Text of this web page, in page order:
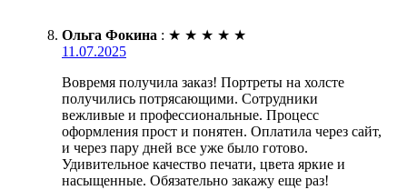
Ольга Фокина : ★ ★ ★ ★ ★
11.07.2025
Вовремя получила заказ! Портреты на холсте
получились потрясающими. Сотрудники
вежливые и профессиональные. Процесс
оформления прост и понятен. Оплатила через сайт,
и через пару дней все уже было готово.
Удивительное качество печати, цвета яркие и
насыщенные. Обязательно закажу еще раз!